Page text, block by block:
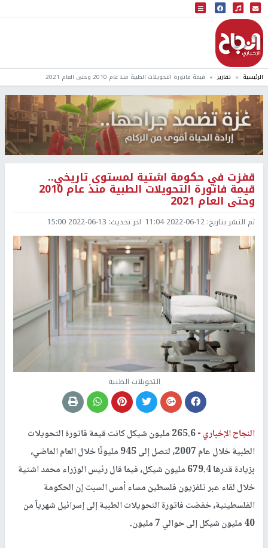
البث المباشر
إذاعة النجاح
الرئيسية تقارير قيمة فاتورة التحويلات الطبية منذ عام 2010 وحتى العام 2021
قفزت في حكومة اشتية لمستوى تاريخي..
قيمة فاتورة التحويلات الطبية منذ عام 2010
وحتى العام 2021
تم النشر بتاريخ: 2022-06-12 11:04 اخر تحديث: 2022-06-13 15:00
التحويلات الطبية
النجاح الإخباري -
265.6 مليون شيكل كانت قيمة فاتورة التحويلات
الطبية خلال عام 2007، لتصل إلى 945 مليونًا خلال العام الماضي،
بزيادة قدرها 679.4 مليون شيكل، فيما قال رئيس الوزراء محمد اشتية
خلال لقاء عبر تلفزيون فلسطين مساء أمس السبت إن الحكومة
الفلسطينية، خفضت فاتورة التحويلات الطبية إلى إسرائيل شهرياً من
40 مليون شيكل إلى حوالي 7 مليون.